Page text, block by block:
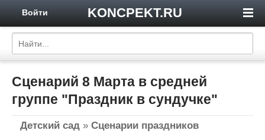
KONCPEKT.RU
Войти
Сценарий 8 Марта в средней
группе "Праздник в сундучке"
Детский сад » Сценарии праздников